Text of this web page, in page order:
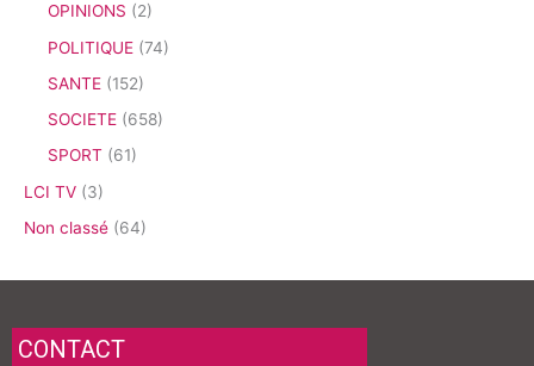
OPINIONS (2)
POLITIQUE (74)
SANTE (152)
SOCIETE (658)
SPORT (61)
LCI TV (3)
Non classé (64)
CONTACT